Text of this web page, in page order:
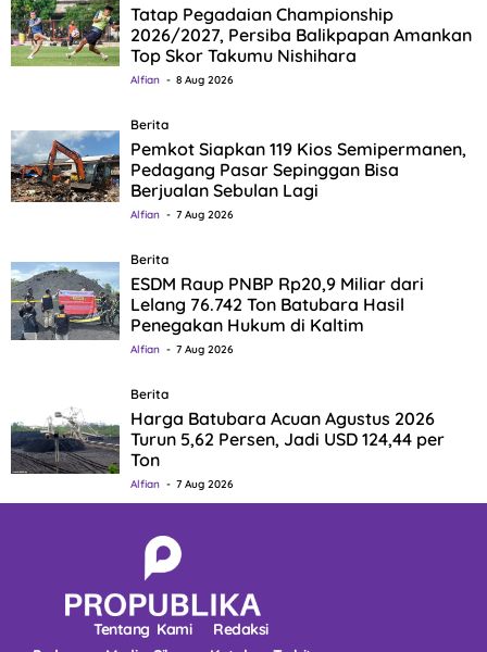
Tatap Pegadaian Championship
2026/2027, Persiba Balikpapan Amankan
Top Skor Takumu Nishihara
Alfian 8 Aug 2026
Berita
Pemkot Siapkan 119 Kios Semipermanen,
Pedagang Pasar Sepinggan Bisa
Berjualan Sebulan Lagi
Alfian 7 Aug 2026
Berita
ESDM Raup PNBP Rp20,9 Miliar dari
Lelang 76.742 Ton Batubara Hasil
Penegakan Hukum di Kaltim
Alfian 7 Aug 2026
Berita
Harga Batubara Acuan Agustus 2026
Turun 5,62 Persen, Jadi USD 124,44 per
Ton
Alfian 7 Aug 2026
Tentang Kami
Redaksi